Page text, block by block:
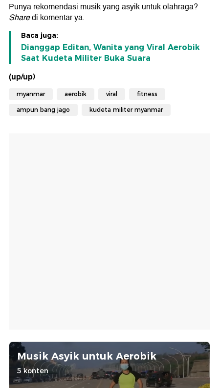
Punya rekomendasi musik yang asyik untuk olahraga?
Sharedi komentar ya.
Baca juga:
Dianggap Editan, Wanita yang Viral Aerobik
Saat Kudeta Militer Buka Suara
(up/up)
myanmar aerobik viral fitness
ampun bang jago kudeta militer myanmar
Musik Asyik untuk Aerobik
5 konten